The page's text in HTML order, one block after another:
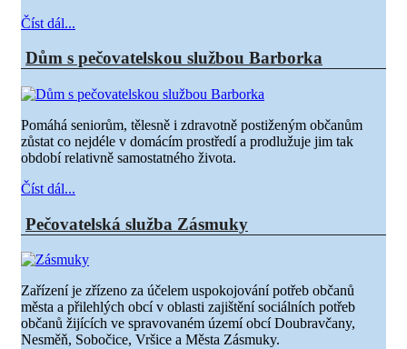
Číst dál...
Dům s pečovatelskou službou Barborka
Pomáhá seniorům, tělesně i zdravotně postiženým občanům
zůstat co nejdéle v domácím prostředí a prodlužuje jim tak
období relativně samostatného života.
Číst dál...
Pečovatelská služba Zásmuky
Zařízení je zřízeno za účelem uspokojování potřeb občanů
města a přilehlých obcí v oblasti zajištění sociálních potřeb
občanů žijících ve spravovaném území obcí Doubravčany,
Nesměň, Sobočice, Vršice a Města Zásmuky.